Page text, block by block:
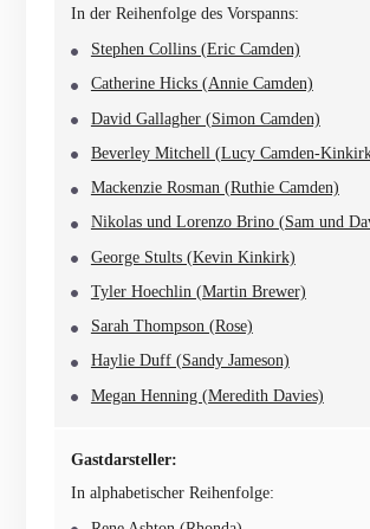
In der Reihenfolge des Vorspanns:
Stephen Collins (Eric Camden)
Catherine Hicks (Annie Camden)
David Gallagher (Simon Camden)
Beverley Mitchell (Lucy Camden-
Mackenzie Rosman (Ruthie Camden)
Nikolas und Lorenzo Brino (Sam und
George Stults (Kevin Kinkirk)
Tyler Hoechlin (Martin Brewer)
Sarah Thompson (Rose)
Haylie Duff (Sandy Jameson)
Megan Henning (Meredith Davies)
Gastdarsteller:
In alphabetischer Reihenfolge: